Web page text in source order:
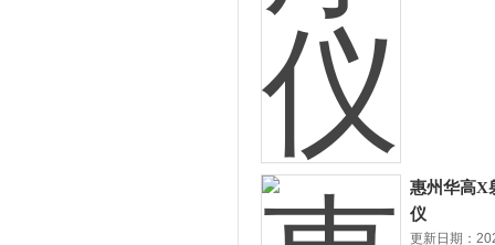
惠州华高X
仪
更新日期：